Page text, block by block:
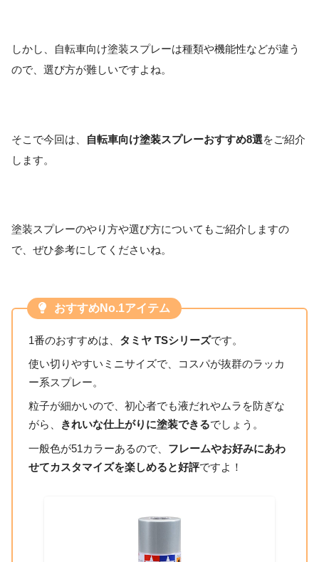
しかし、自転車向け塗装スプレーは種類や機能性などが違う
ので、選び方が難しいですよね。
そこで今回は、 自転車向け塗装スプレーおすすめ8選をご紹介
します。
塗装スプレーのやり方や選び方についてもご紹介しますの
で、ぜひ参考にしてくださいね。
おすすめNo.1アイテム
1番のおすすめは、 タミヤ TSシリーズです。
使い切りやすいミニサイズで、コスパが抜群のラッカ
ー系スプレー。
粒子が細かいので、初心者でも液だれやムラを防ぎな
がら、
きれいな仕上がりに塗装できるでしょう。
一般色が51カラーあるので、 フレームやお好みにあわ
せてカスタマイズを楽しめると好評ですよ！